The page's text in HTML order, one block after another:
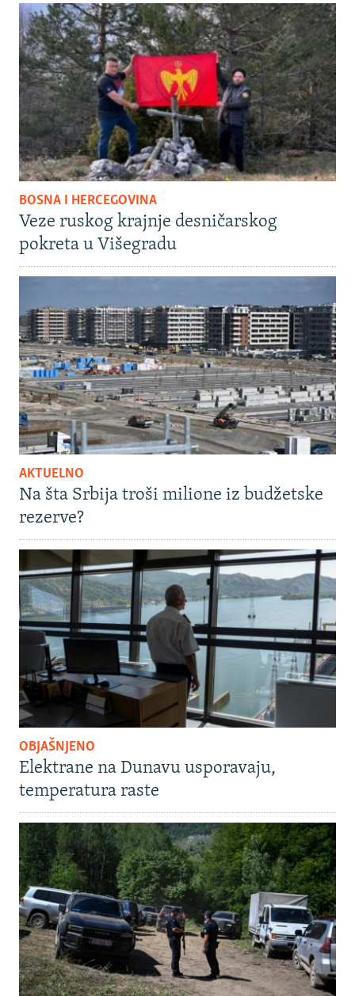
BOSNA I HERCEGOVINA
Veze ruskog krajnje desničarskog
pokreta u Višegradu
AKTUELNO
Na šta Srbija troši milione iz budžetske
rezerve?
OBJAŠNJENO
Elektrane na Dunavu usporavaju,
temperatura raste